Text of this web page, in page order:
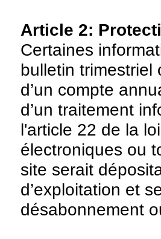
Article 2:
Certaines
bulletin trimestriel
d’un compte
d’un traitement
l'article 22 de la
électroniques ou
site serait
d’exploitation et
désabonnement